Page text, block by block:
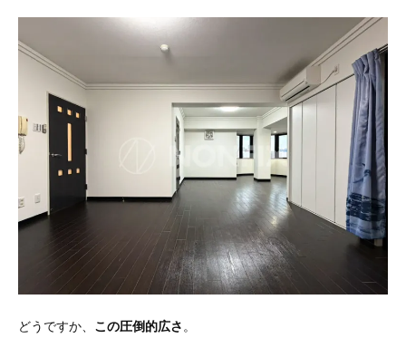
どうですか、 この圧倒的広さ。